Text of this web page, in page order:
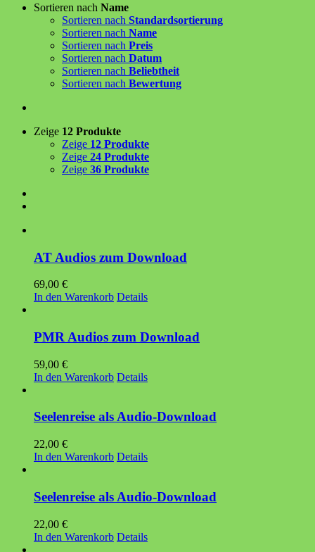
Sortieren nach Name
Sortieren nach Standardsortierung
Sortieren nach Name
Sortieren nach Preis
Sortieren nach Datum
Sortieren nach Beliebtheit
Sortieren nach Bewertung
Zeige 12 Produkte
Zeige 12 Produkte
Zeige 24 Produkte
Zeige 36 Produkte
AT Audios zum Download
69,00 €
In den Warenkorb Details
PMR Audios zum Download
59,00 €
In den Warenkorb Details
Seelenreise als Audio-Download
22,00 €
In den Warenkorb Details
Seelenreise als Audio-Download
22,00 €
In den Warenkorb Details